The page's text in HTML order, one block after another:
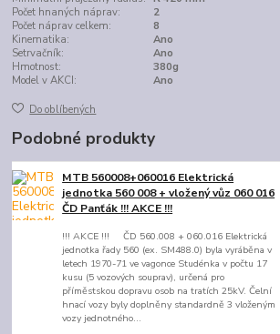
Počet hnaných náprav:
2
Počet náprav celkem:
8
Kinematika:
Ano
Setrvačník:
Ano
Hmotnost:
380g
Model v AKCI:
Ano
Do oblíbených
Podobné produkty
MTB 560008+060016 Elektrická
jednotka 560 008 + vložený vůz 060 016
ČD Panťák !!! AKCE !!!
!!! AKCE !!! ČD 560.008 + 060.016 Elektrická
jednotka řady 560 (ex. SM488.0) byla vyráběna v
letech 1970-71 ve vagonce Studénka v počtu 17
kusu (5 vozových souprav), určená pro
příměstskou dopravu osob na tratích 25kV. Čelní
hnací vozy byly doplněny standardně 3 vloženým
vozy jednotného...